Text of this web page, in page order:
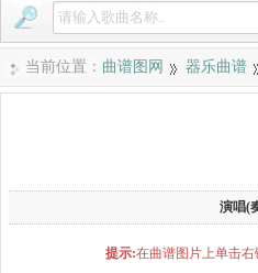
当前位置： 曲谱图网 器乐曲谱
演唱(
提示:在曲谱图片上单击